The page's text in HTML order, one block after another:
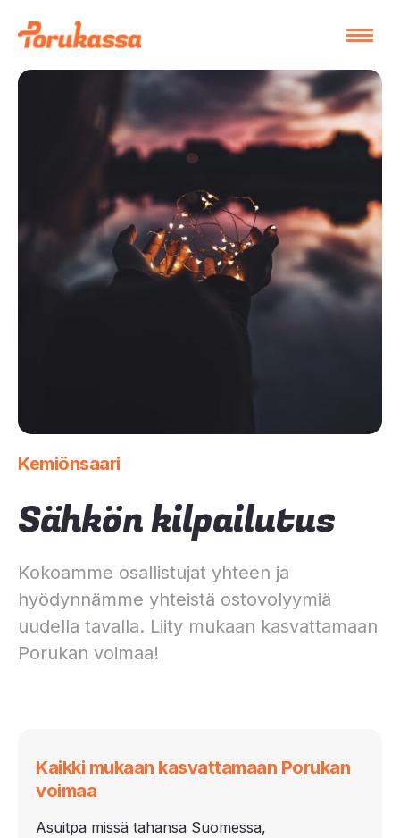
Kemiönsaari
Sähkön kilpailutus
Kokoamme osallistujat yhteen ja
hyödynnämme yhteistä ostovolyymiä
uudella tavalla. Liity mukaan kasvattamaan
Porukan voimaa!
Kaikki mukaan kasvattamaan Porukan
voimaa
Asuitpa missä tahansa Suomessa,